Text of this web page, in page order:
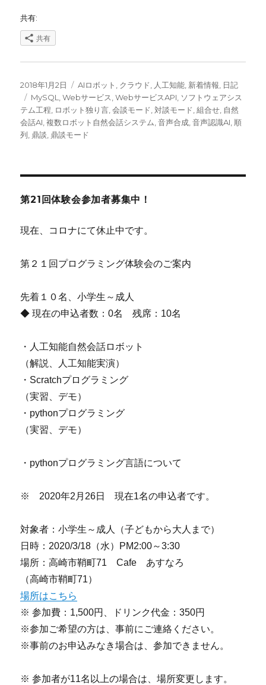
共有:
共有
投
稿
日:
2018年1月2日
カ
テ
ゴ
リ
ー
AIロボット クラウド 人工知能 新着情報 日記
タ
グ
MySQL ,Webサービス ,WebサービスAPI ソフトウェアシス
テム工程 ロボット独り言 ,会談モード ,対談モード ,組合せ 自然
会話AI ,複数ロボット自然会話システム ,音声合成 ,音声認識AI 順
列 鼎談 鼎談モード
第21回体験会参加者募集中！
現在、コロナにて休止中です。
第２１回プログラミング体験会のご案内
先着１０名、小学生～成人
◆ 現在の申込者数：0名 残席：10名
・人工知能自然会話ロボット
（解説、人工知能実演）
・Scratchプログラミング
（実習、デモ）
・pythonプログラミング
（実習、デモ）
・pythonプログラミング言語について
※ 2020年2月26日 現在1名の申込者です。
対象者：小学生～成人（子どもから大人まで）
日時：2020/3/18（水）PM2:00～3:30
場所：高崎市鞘町71 Cafe あすなろ
（高崎市鞘町71）
場所はこちら
※ 参加費：1,500円、ドリンク代金：350円
※参加ご希望の方は、事前にご連絡ください。
※事前のお申込みなき場合は、参加できません。
※ 参加者が11名以上の場合は、場所変更します。